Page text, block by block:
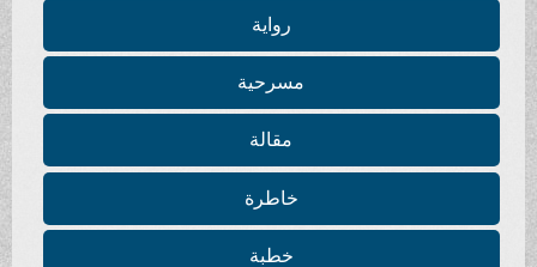
رواية
مسرحية
مقالة
خاطرة
خطبة